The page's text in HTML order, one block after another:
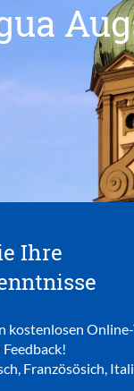
Ihre
kostenlosen
Französösich,